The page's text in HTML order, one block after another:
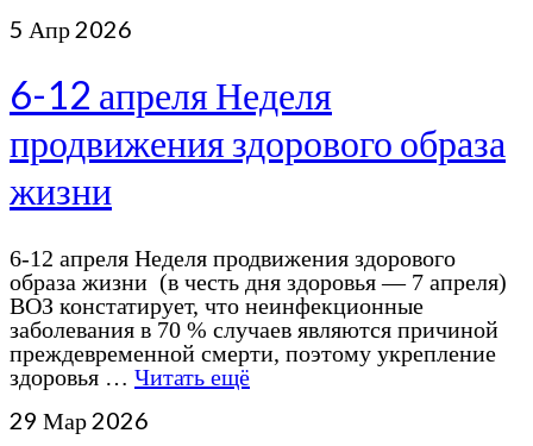
5 Апр 2026
6-12 апреля Неделя
продвижения здорового образа
жизни
6-12 апреля Неделя продвижения здорового
образа жизни (в честь дня здоровья — 7 апреля)
ВОЗ констатирует, что неинфекционные
заболевания в 70 % случаев являются причиной
преждевременной смерти, поэтому укрепление
здоровья … Читать ещё
29 Мар 2026